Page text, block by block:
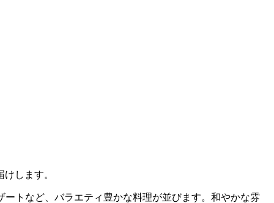
します。
トなど、バラエティ豊かな料理が並びます。和やかな雰